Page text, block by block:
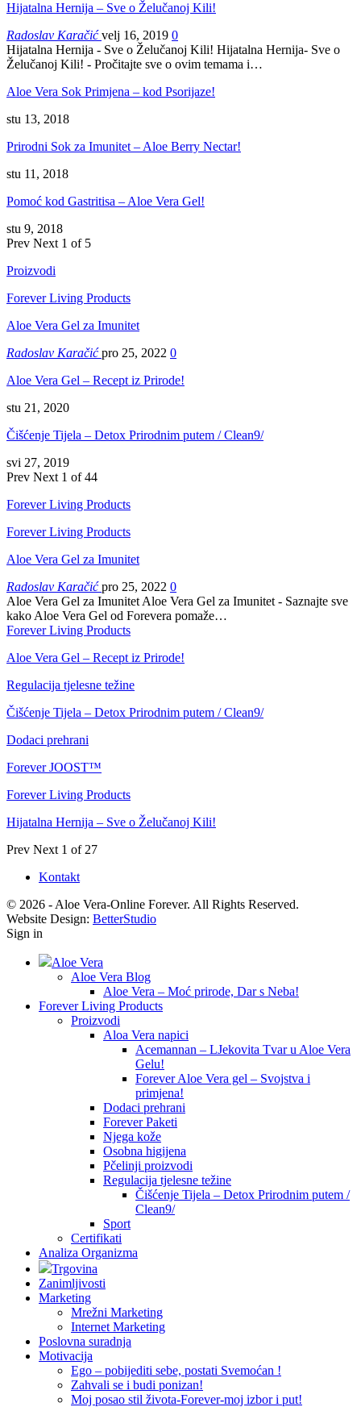
Hijatalna Hernija – Sve o Želučanoj Kili!
Radoslav Karačićvelj 16, 2019 0
Hijatalna Hernija - Sve o Želučanoj Kili! Hijatalna Hernija- Sve o
Želučanoj Kili! - Pročitajte sve o ovim temama i…
Aloe Vera Sok Primjena – kod Psorijaze!
stu 13, 2018
Prirodni Sok za Imunitet – Aloe Berry Nectar!
stu 11, 2018
Pomoć kod Gastritisa – Aloe Vera Gel!
stu 9, 2018
Prev Next 1 of 5
Proizvodi
Forever Living Products
Aloe Vera Gel za Imunitet
Radoslav Karačićpro 25, 2022 0
Aloe Vera Gel – Recept iz Prirode!
stu 21, 2020
Čišćenje Tijela – Detox Prirodnim putem / Clean9/
svi 27, 2019
Prev Next 1 of 44
Forever Living Products
Forever Living Products
Aloe Vera Gel za Imunitet
Radoslav Karačićpro 25, 2022 0
Aloe Vera Gel za Imunitet Aloe Vera Gel za Imunitet - Saznajte sve
kako Aloe Vera Gel od Forevera pomaže…
Forever Living Products
Aloe Vera Gel – Recept iz Prirode!
Regulacija tjelesne težine
Čišćenje Tijela – Detox Prirodnim putem / Clean9/
Dodaci prehrani
Forever JOOST™
Forever Living Products
Hijatalna Hernija – Sve o Želučanoj Kili!
Prev Next 1 of 27
Kontakt
© 2026 - Aloe Vera-Online Forever. All Rights Reserved.
Website Design: BetterStudio
Sign in
Aloe Vera
Aloe Vera Blog
Aloe Vera – Moć prirode, Dar s Neba!
Forever Living Products
Proizvodi
Aloa Vera napici
Acemannan – LJekovita Tvar u Aloe Vera
Gelu!
Forever Aloe Vera gel – Svojstva i
primjena!
Dodaci prehrani
Forever Paketi
Njega kože
Osobna higijena
Pčelinji proizvodi
Regulacija tjelesne težine
Čišćenje Tijela – Detox Prirodnim putem /
Clean9/
Sport
Certifikati
Analiza Organizma
Trgovina
Zanimljivosti
Marketing
Mrežni Marketing
Internet Marketing
Poslovna suradnja
Motivacija
Ego – pobijediti sebe, postati Svemoćan !
Zahvali se i budi ponizan!
Moj posao stil života-Forever-moj izbor i put!